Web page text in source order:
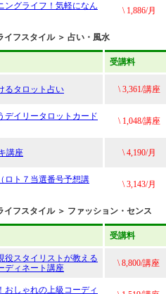
ングライフ！気軽になん
\ 1,886/月
イフスタイル ＞ 占い・風水
受講料
るタロット占い \ 3,361/講座
デイリータロットカード
\ 1,048/講座
講座 \ 4,190/月
ロト７当選番号予想講
\ 3,143/月
イフスタイル ＞ ファッション・センス
受講料
役スタイリストが教える
ディネート講座
\ 8,800/講座
おしゃれの上級コーディ